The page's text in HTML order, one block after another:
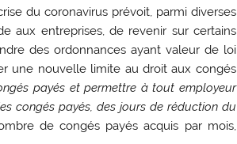
du coronavirus prévoit, parmi diverses
aux entreprises, de revenir sur certains
des ordonnances ayant valeur de loi
une nouvelle limite au droit aux congés
payés et permettre à tout employeur
congés payés, des jours de réduction du
de congés payés acquis par mois,